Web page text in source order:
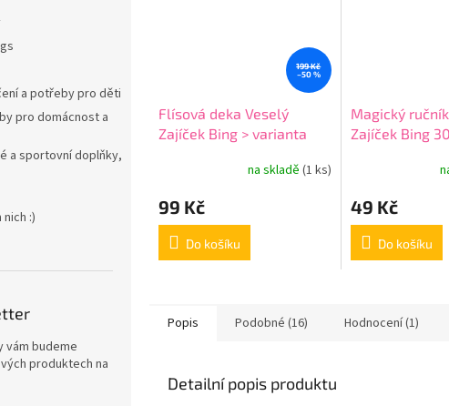
a potřeby pro děti
pro domácnost a
a sportovní doplňky,
nich :)
vám budeme
produktech na
199 Kč
–50 %
Flísová deka Veselý
Zajíček Bing > varianta
na skladě (1 ks)
99 Kč
Do košíku
Magický
Zajíček Bing
49 Kč
Do košíku
Popis Podobné (16) Hodnocení (1)
Detailní popis produktu